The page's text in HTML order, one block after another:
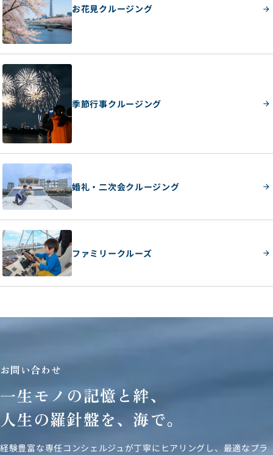
お花見クルージング
季節行事クルージング
婚礼・二次会クルージング
ファミリークルーズ
お問い合わせ
一生モノの記憶と絆、
人生の羅針盤を、海で。
経験豊富な専任コンシェルジュが丁寧にヒアリングし、 最適なプラ